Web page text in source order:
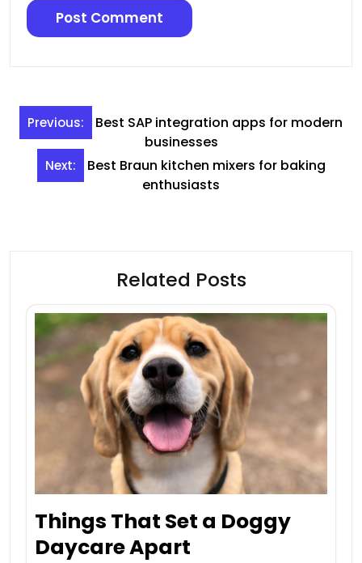
Post
navigation
Previous:
Best SAP integration apps for modern
businesses
Next:
Best Braun kitchen mixers for baking
enthusiasts
Related Posts
Things That Set a Doggy
Daycare Apart